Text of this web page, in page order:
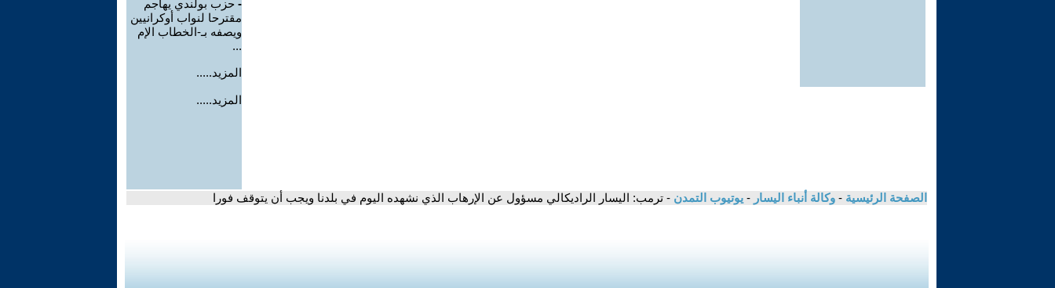
- حزب بولندي يهاجم
مقترحا لنواب أوكرانيين
ويصفه بـ-الخطاب الإم
...
المزيد.....
المزيد.....
الصفحة الرئيسية - وكالة أنباء اليسار - يوتيوب التمدن - ترمب: اليسار الراديكالي مسؤول عن الإرهاب الذي نشهده اليوم في بلدنا ويجب أن يتوقف فورا